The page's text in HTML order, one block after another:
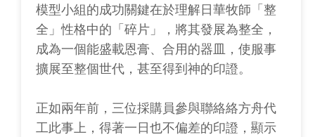
模型小組的成功關鍵在於理解日華牧師「整
全」性格中的「碎片」，將其發展為整全，
成為一個能盛載恩膏、合用的器皿，使服事
擴展至整個世代，甚至得到神的印證。
正如兩年前，三位採購員參與聯絡絡方舟代
工此事上，得著一日也不偏差的印證，顯示